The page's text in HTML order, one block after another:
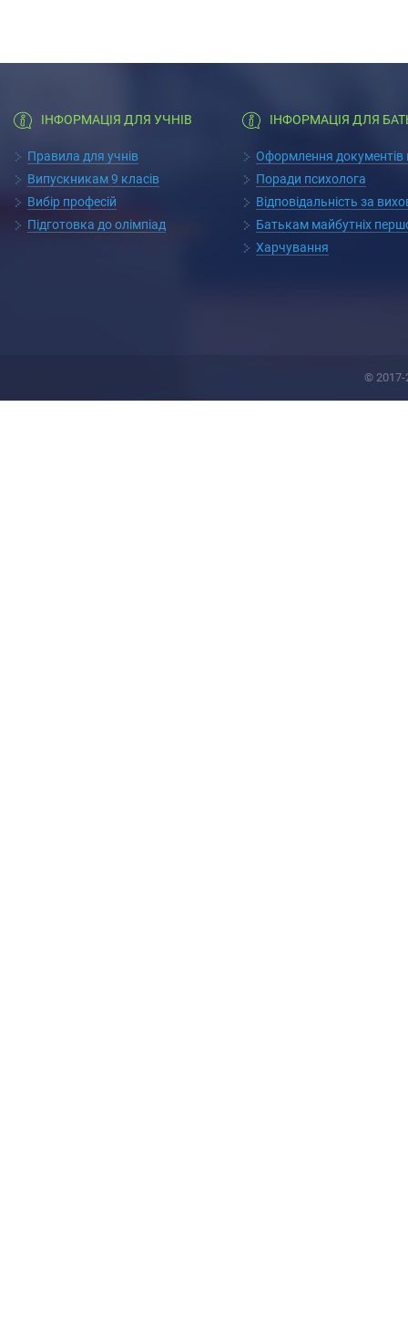
ІНФОРМАЦІЯ ДЛЯ УЧНІВ
Правила для учнів
Випускникам 9 класів
Вибір професій
Підготовка до олімпіад
ІНФОРМАЦІЯ ДЛЯ
Оформлення документів
Поради психолога
Відповідальність за
Батькам майбутніх
Харчування
© 2017-